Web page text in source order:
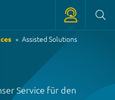
180 18 18
systems.bz
63 11 42
Assisted Solutions
Service für den